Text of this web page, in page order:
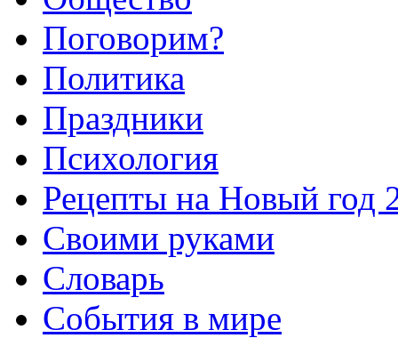
Поговорим?
Политика
Праздники
Психология
Рецепты на Новый год
Своими руками
Словарь
События в мире